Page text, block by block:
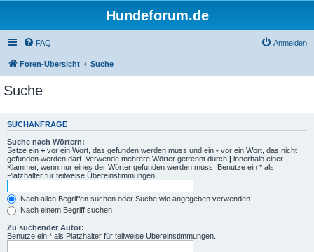
Hundeforum.de
FAQ Anmelden
Foren-Übersicht Suche
Suche
SUCHANFRAGE
Suche nach Wörtern:
Setze ein + vor ein Wort, das gefunden werden muss und ein - vor ein Wort, das nicht
gefunden werden darf. Verwende mehrere Wörter getrennt durch | innerhalb einer
Klammer, wenn nur eines der Wörter gefunden werden muss. Benutze ein * als
Platzhalter für teilweise Übereinstimmungen.
Nach allen Begriffen suchen oder Suche wie angegeben verwenden
Nach einem Begriff suchen
Zu suchender Autor:
Benutze ein * als Platzhalter für teilweise Übereinstimmungen.